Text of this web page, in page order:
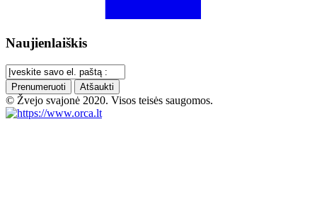
Naujienlaiškis
Prenumeruoti Atšaukti
© Žvejo svajonė 2020. Visos teisės saugomos.